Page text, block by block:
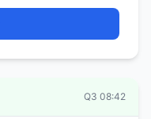
Q3 08:42